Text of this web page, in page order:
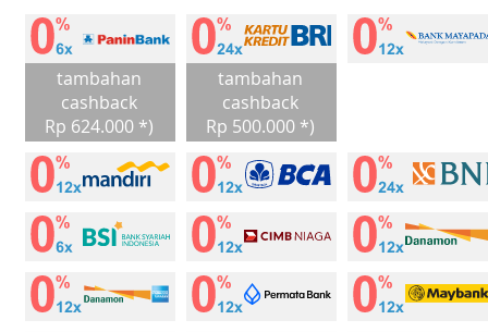
tambahan
cashback
Rp 624.000 *)
tambahan
cashback
Rp 500.000 *)